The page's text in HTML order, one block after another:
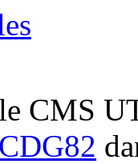
CMS
CDG82